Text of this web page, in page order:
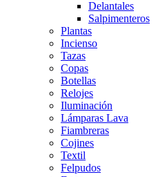
Delantales
Salpimenteros
Plantas
Incienso
Tazas
Copas
Botellas
Relojes
Iluminación
Lámparas Lava
Fiambreras
Cojines
Textil
Felpudos